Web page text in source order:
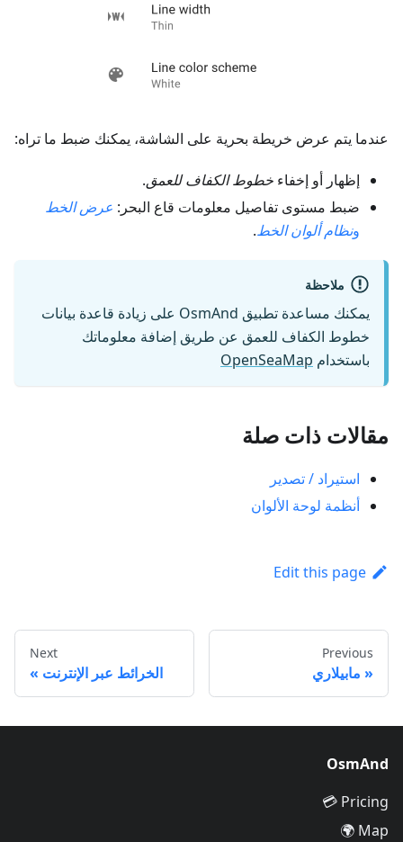
عندما يتم عرض خريطة بحرية على الشاشة، يمكنك ضبط ما تراه:
إظهار أو إخفاء خطوط الكفاف للعمق.
ضبط مستوى تفاصيل معلومات قاع البحر: عرض الخط
ونظام ألوان الخط.
ملاحظة
يمكنك مساعدة تطبيق OsmAnd على زيادة قاعدة بيانات
خطوط الكفاف للعمق عن طريق إضافة معلوماتك
باستخدام OpenSeaMap
مقالات ذات صلة
استيراد / تصدير
أنظمة لوحة الألوان
Edit this page
Previous
مابيلاري
Next
الخرائط عبر الإنترنت
OsmAnd
Pricing 💳
Map 🌍